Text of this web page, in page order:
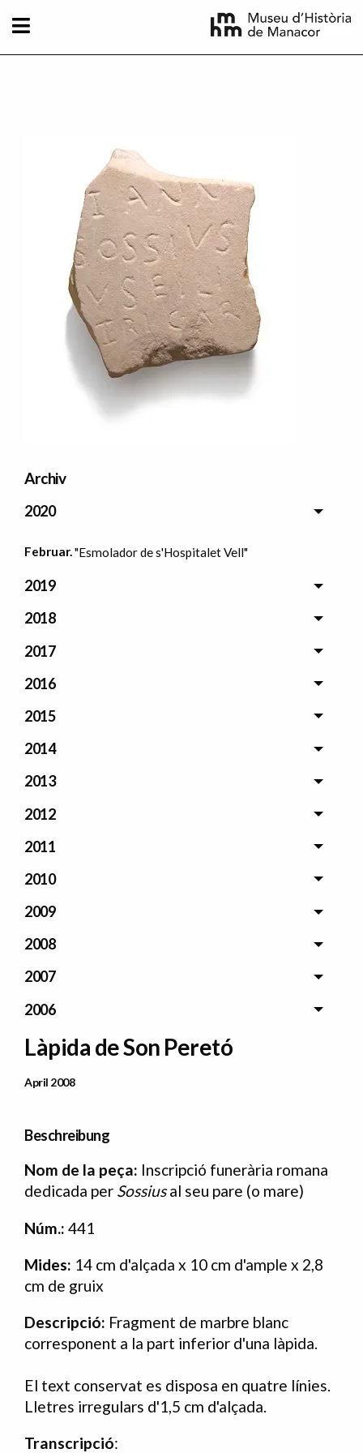
Imatge principal
Archiv
2020
Februar."Esmolador de s'Hospitalet Vell"
2019
2018
2017
2016
2015
2014
2013
2012
2011
2010
2009
2008
2007
2006
Làpida de Son Peretó
Data Publicació
April 2008
Beschreibung
Nom de la peça: Inscripció funerària romana
dedicada per Sossiusal seu pare (o mare)
Núm.: 441
Mides: 14 cm d'alçada x 10 cm d'ample x 2,8
cm de gruix
Descripció: Fragment de marbre blanc
corresponent a la part inferior d'una làpida.
El text conservat es disposa en quatre línies.
Lletres irregulars d'1,5 cm d'alçada.
Transcripció: